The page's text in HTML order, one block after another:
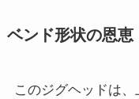
ベンド形状の恩恵
このジグヘッドは